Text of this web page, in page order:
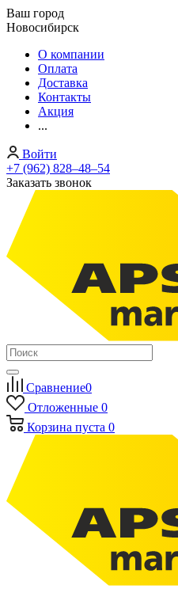
Ваш город
Новосибирск
О компании
Оплата
Доставка
Контакты
Акция
...
Войти
+7 (962) 828‒48‒54
Заказать звонок
Сравнение0
Отложенные 0
Корзина пуста 0